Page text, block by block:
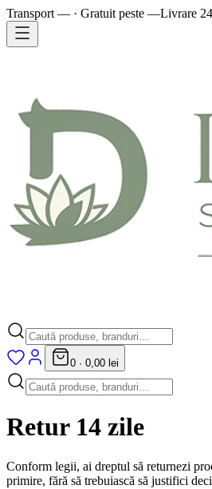
Transport — · Gratuit peste —Livrare
0 · 0,00 lei
Retur 14 zile
Conform legii, ai dreptul să returnezi
primire, fără să trebuiască să justifici